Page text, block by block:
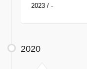
2023 / -
2020